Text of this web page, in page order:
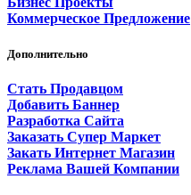
Коммерческое Предложение
Дополнительно
Стать Продавцом
Добавить Баннер
Разработка Сайта
Заказать Супер Маркет
Закать Интернет Магазин
Реклама Вашей Компании